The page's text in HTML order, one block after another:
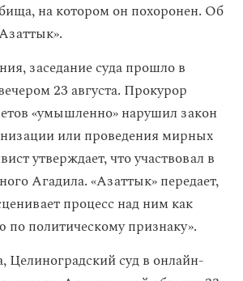
на котором он похоронен. Об
заседание суда прошло в
23 августа. Прокурор
«умышленно» нарушил закон
или проведения мирных
утверждает, что участвовал в
Агадила. «Азаттык» передает,
процесс над ним как
политическому признаку».
Целиноградский суд в онлайн-